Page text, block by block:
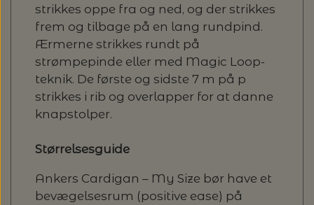
strikkes oppe fra og ned, og der strikkes
frem og tilbage på en lang rundpind.
Ærmerne strikkes rundt på
strømpepinde eller med Magic Loop-
teknik. De første og sidste 7 m på p
strikkes i rib og overlapper for at danne
knapstolper.
Størrelsesguide
Ankers Cardigan – My Size bør have et
bevægelsesrum (positive ease) på